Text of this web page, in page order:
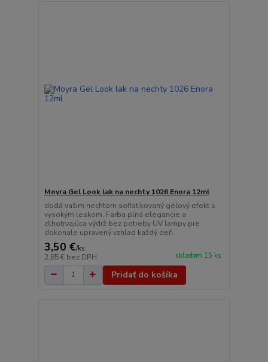
Moyra Gel Look lak na nechty 1026 Enora 12ml
dodá vašim nechtom sofistikovaný gélový efekt s
vysokým leskom. Farba plná elegancie a
dlhotrvajúca výdrž bez potreby UV lampy pre
dokonale upravený vzhľad každý deň.
3,50 €/ks
2,85 € bez DPH skladom 15 ks
Pridať do košíka